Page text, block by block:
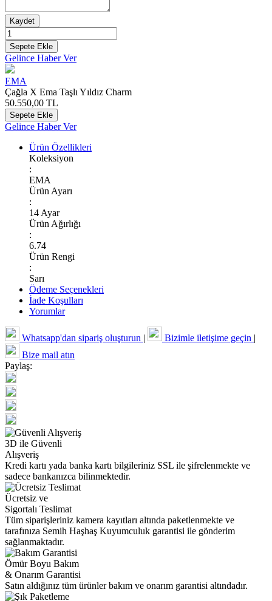
Kaydet
Sepete Ekle
Gelince Haber Ver
EMA
Çağla X Ema Taşlı Yıldız Charm
50.550,00 TL
Sepete Ekle
Gelince Haber Ver
Ürün Özellikleri
Koleksiyon
:
EMA
Ürün Ayarı
:
14 Ayar
Ürün Ağırlığı
:
6.74
Ürün Rengi
:
Sarı
Ödeme Seçenekleri
İade Koşulları
Yorumlar
Whatsapp'dan sipariş oluşturun | Bizimle iletişime geçin |
Bize mail atın
Paylaş:
3D ile Güvenli
Alışveriş
Kredi kartı yada banka kartı bilgileriniz SSL ile şifrelenmekte ve
sadece bankanızca bilinmektedir.
Ücretsiz ve
Sigortalı Teslimat
Tüm siparişleriniz kamera kayıtları altında paketlenmekte ve
tarafınıza Semih Haşhaş Kuyumculuk garantisi ile gönderim
sağlanmaktadır.
Ömür Boyu Bakım
& Onarım Garantisi
Satın aldığınız tüm ürünler bakım ve onarım garantisi altındadır.